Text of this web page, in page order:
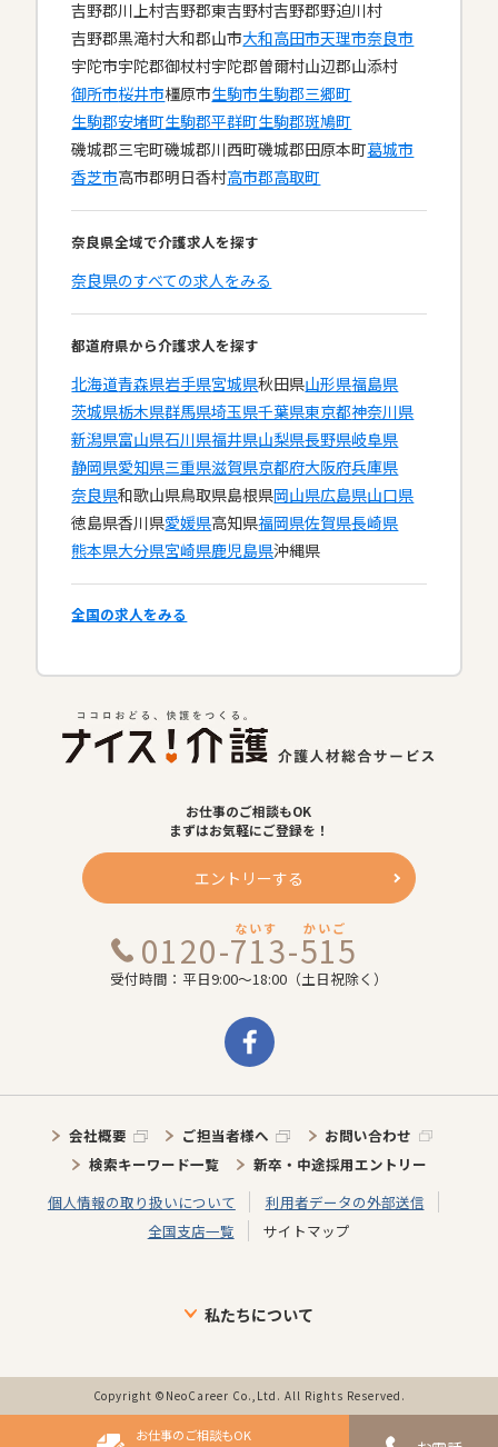
吉野郡川上村吉野郡東吉野村吉野郡野迫川村
吉野郡黒滝村大和郡山市大和高田市天理市奈良市
宇陀市宇陀郡御杖村宇陀郡曽爾村山辺郡山添村
御所市桜井市橿原市生駒市生駒郡三郷町
生駒郡安堵町生駒郡平群町生駒郡斑鳩町
磯城郡三宅町磯城郡川西町磯城郡田原本町葛城市
香芝市高市郡明日香村高市郡高取町
奈良県全域で介護求人を探す
奈良県のすべての求人をみる
都道府県から介護求人を探す
北海道青森県岩手県宮城県秋田県山形県福島県
茨城県栃木県群馬県埼玉県千葉県東京都神奈川県
新潟県富山県石川県福井県山梨県長野県岐阜県
静岡県愛知県三重県滋賀県京都府大阪府兵庫県
奈良県和歌山県鳥取県島根県岡山県広島県山口県
徳島県香川県愛媛県高知県福岡県佐賀県長崎県
熊本県大分県宮崎県鹿児島県沖縄県
全国の求人をみる
お仕事のご相談もOK
まずはお気軽にご登録を！
エントリーする
0120-713-515
ないす かいご
受付時間：平日9:00～18:00（土日祝除く）
会社概要 ご担当者様へ
お問い合わせ
検索キーワード一覧
新卒・中途採用エントリー
個人情報の取り扱いについて
利用者データの外部送信
全国支店一覧
サイトマップ
私たちについて
介護スタッフに向けた取り組み
インタビュー 事業の歩み・特徴
Copyright ©NeoCareer Co.,Ltd. All Rights Reserved.
お仕事のご相談もOK